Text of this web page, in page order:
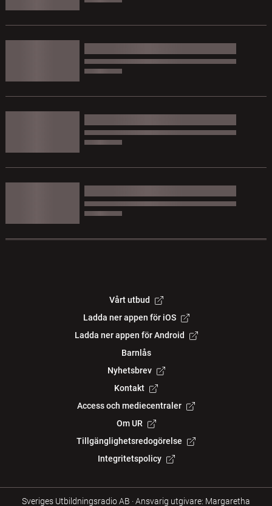
Vårt utbud
Ladda ner appen för iOS
Ladda ner appen för Android
Barnlås
Nyhetsbrev
Kontakt
Access och mediecentraler
Om UR
Tillgänglighetsredogörelse
Integritetspolicy
Sveriges Utbildningsradio AB ·Ansvarig utgivare: Margaretha